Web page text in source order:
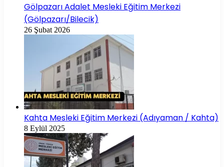
Gölpazarı Adalet Mesleki Eğitim Merkezi
(Gölpazarı/Bilecik)
26 Şubat 2026
Kahta Mesleki Eğitim Merkezi (Adıyaman / Kahta)
8 Eylül 2025